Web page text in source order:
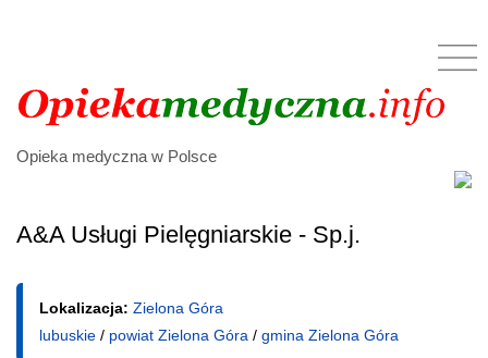
Opieka medyczna w Polsce
A&A Usługi Pielęgniarskie - Sp.j.
Lokalizacja: Zielona Góra
lubuskie / powiat Zielona Góra / gmina Zielona Góra